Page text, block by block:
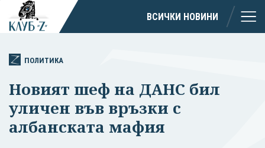
ВСИЧКИ НОВИНИ
ПОЛИТИКА
Новият шеф на ДАНС бил
уличен във връзки с
албанската мафия